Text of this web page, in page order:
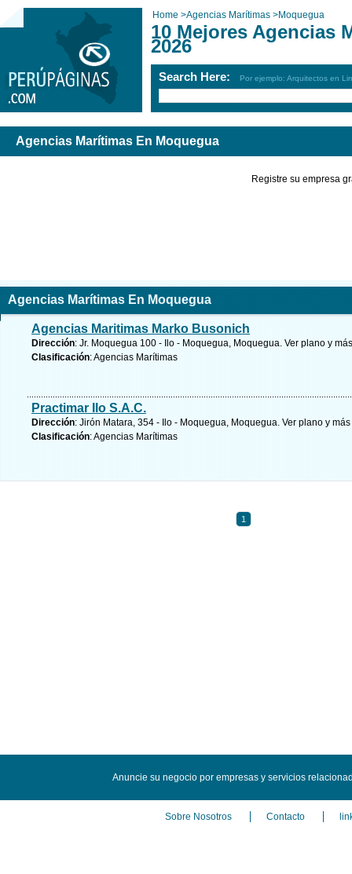
Home >Agencias Marítimas >Moquegua
10 Mejores Agencias
2026
Search Here: Por ejemplo: Arquitectos en
Agencias Marítimas En Moquegua
Registre su empresa
Agencias Marítimas En Moquegua
Agencias Maritimas Marko Busonich
Dirección: Jr. Moquegua 100 - Ilo - Moquegua, Moquegua. Ver plano y
Clasificación: Agencias Marítimas
Practimar Ilo S.A.C.
Dirección: Jirón Matara, 354 - Ilo - Moquegua, Moquegua. Ver plano y
Clasificación: Agencias Marítimas
1
Anuncie su negocio por empresas y servicios
Sobre Nosotros Contacto